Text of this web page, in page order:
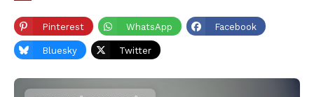
Pinterest WhatsApp Facebook
Bluesky Twitter